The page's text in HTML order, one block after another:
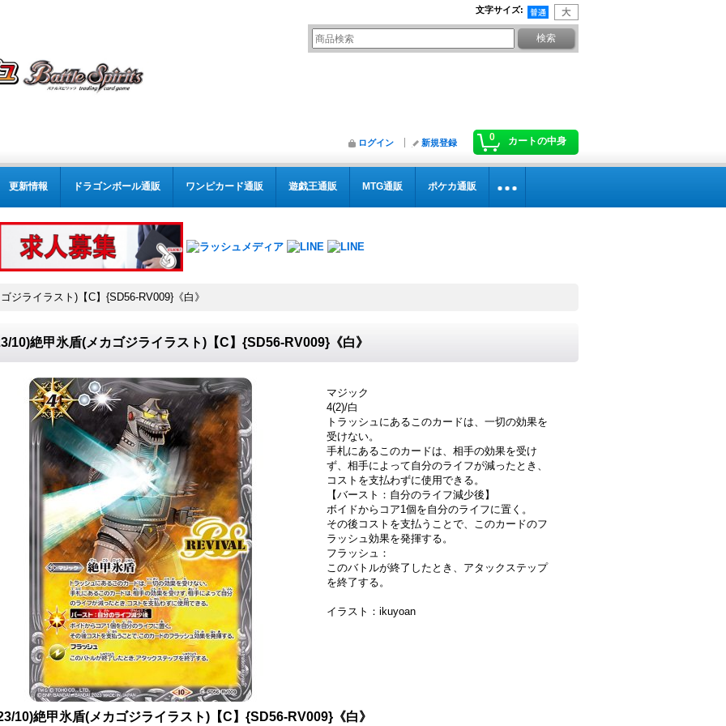
文字サイズ:
0 カートの中身
ログイン 新規登録
更新情報 ドラゴンボール通販 ワンピカード通販 遊戯王通販 MTG通販 ポケカ通販
ジライラスト)【C】{SD56-RV009}《白》
10)絶甲氷盾(メカゴジライラスト)【C】{SD56-RV009}《白》
マジック
4(2)/白
トラッシュにあるこのカードは、一切の効果を
受けない。
手札にあるこのカードは、相手の効果を受け
ず、相手によって自分のライフが減ったとき、
コストを支払わずに使用できる。
【バースト：自分のライフ減少後】
ボイドからコア1個を自分のライフに置く。
その後コストを支払うことで、このカードのフ
ラッシュ効果を発揮する。
フラッシュ：
このバトルが終了したとき、アタックステップ
を終了する。
イラスト：ikuyoan
10)絶甲氷盾(メカゴジライラスト)【C】{SD56-RV009}《白》